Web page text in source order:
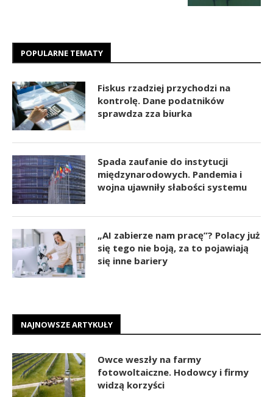
POPULARNE TEMATY
Fiskus rzadziej przychodzi na
kontrolę. Dane podatników
sprawdza zza biurka
Spada zaufanie do instytucji
międzynarodowych. Pandemia i
wojna ujawniły słabości systemu
„AI zabierze nam pracę”? Polacy już
się tego nie boją, za to pojawiają
się inne bariery
NAJNOWSZE ARTYKUŁY
Owce weszły na farmy
fotowoltaiczne. Hodowcy i firmy
widzą korzyści